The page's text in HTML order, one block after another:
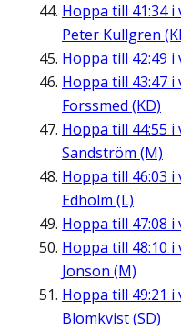
Hoppa till 41:34i
Peter Kullgren
Hoppa till 42:49 i
Hoppa till 43:47 i
Forssmed (KD)
Hoppa till 44:55 i
Sandström (M)
Hoppa till 46:03 i
Edholm (L)
Hoppa till 47:08 i
Hoppa till 48:10 i
Jonson (M)
Hoppa till 49:21 i
Blomkvist (SD)